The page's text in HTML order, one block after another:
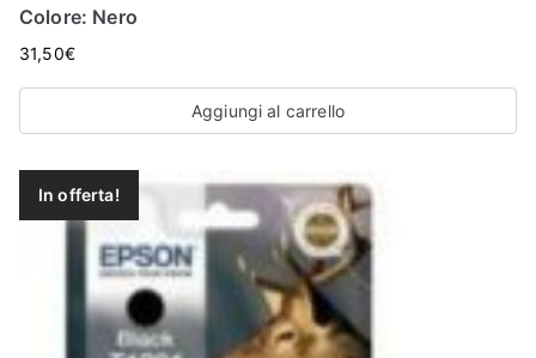
Colore: Nero
31,50€
Aggiungi al carrello
In offerta!